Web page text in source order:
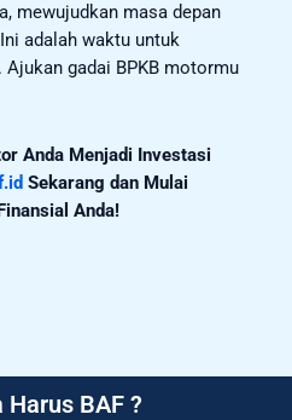
mewujudkan masa depan
adalah waktu untuk
Ajukan gadai BPKB motormu
Anda Menjadi Investasi
Sekarang dan Mulai
Anda!
Harus BAF ?